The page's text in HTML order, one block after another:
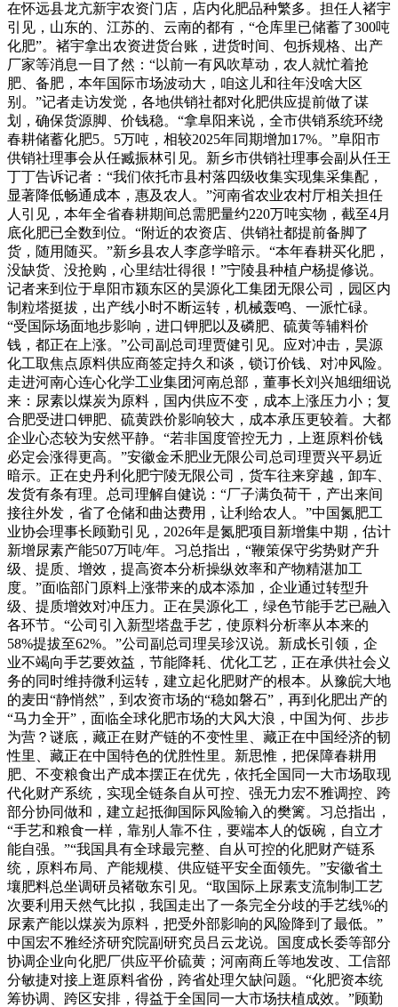
在怀远县龙亢新宇农资门店，店内化肥品种繁多。担任人褚宇
引见，山东的、江苏的、云南的都有，“仓库里已储蓄了300吨
化肥”。褚宇拿出农资进货台账，进货时间、包拆规格、出产
厂家等消息一目了然：“以前一有风吹草动，农人就忙着抢
肥、备肥，本年国际市场波动大，咱这儿和往年没啥大区
别。”记者走访发觉，各地供销社都对化肥供应提前做了谋
划，确保货源脚、价钱稳。“拿阜阳来说，全市供销系统环绕
春耕储蓄化肥5。5万吨，相较2025年同期增加17%。”阜阳市
供销社理事会从任臧振林引见。新乡市供销社理事会副从任王
丁丁告诉记者：“我们依托市县村落四级收集实现集采集配，
显著降低畅通成本，惠及农人。”河南省农业农村厅相关担任
人引见，本年全省春耕期间总需肥量约220万吨实物，截至4月
底化肥已全数到位。“附近的农资店、供销社都提前备脚了
货，随用随买。”新乡县农人李彦学暗示。“本年春耕买化肥，
没缺货、没抢购，心里结壮得很！”宁陵县种植户杨提修说。
记者来到位于阜阳市颍东区的昊源化工集团无限公司，园区内
制粒塔挺拔，出产线小时不断运转，机械轰鸣、一派忙碌。
“受国际场面地步影响，进口钾肥以及磷肥、硫黄等辅料价
钱，都正在上涨。”公司副总司理贾健引见。应对冲击，昊源
化工取焦点原料供应商签定持久和谈，锁订价钱、对冲风险。
走进河南心连心化学工业集团河南总部，董事长刘兴旭细细说
来：尿素以煤炭为原料，国内供应不变，成本上涨压力小；复
合肥受进口钾肥、硫黄跌价影响较大，成本承压更较着。大都
企业心态较为安然平静。“若非国度管控无力，上逛原料价钱
必定会涨得更高。”安徽金禾肥业无限公司总司理贾兴平易近
暗示。正在史丹利化肥宁陵无限公司，货车往来穿越，卸车、
发货有条有理。总司理解自健说：“厂子满负荷干，产出来间
接往外发，省了仓储和曲达费用，让利给农人。”中国氮肥工
业协会理事长顾勤引见，2026年是氮肥项目新增集中期，估计
新增尿素产能507万吨/年。习总指出，“鞭策保守劣势财产升
级、提质、增效，提高资本分析操纵效率和产物精湛加工
度。”面临部门原料上涨带来的成本添加，企业通过转型升
级、提质增效对冲压力。正在昊源化工，绿色节能手艺已融入
各环节。“公司引入新型塔盘手艺，使原料分析率从本来的
58%提拔至62%。”公司副总司理吴珍汉说。新成长引领，企
业不竭向手艺要效益，节能降耗、优化工艺，正在承供社会义
务的同时维持微利运转，建立起化肥财产的根本。从豫皖大地
的麦田“静悄然”，到农资市场的“稳如磐石”，再到化肥出产的
“马力全开”，面临全球化肥市场的大风大浪，中国为何、步步
为营？谜底，藏正在财产链的不变性里、藏正在中国经济的韧
性里、藏正在中国特色的优胜性里。新思惟，把保障春耕用
肥、不变粮食出产成本摆正在优先，依托全国同一大市场取现
代化财产系统，实现全链条自从可控、强无力宏不雅调控、跨
部分协同做和，建立起抵御国际风险输入的樊篱。习总指出，
“手艺和粮食一样，靠别人靠不住，要端本人的饭碗，自立才
能自强。”“我国具有全球最完整、自从可控的化肥财产链系
统，原料布局、产能规模、供应链平安全面领先。”安徽省土
壤肥料总坐调研员褚敬东引见。“取国际上尿素支流制制工艺
次要利用天然气比拟，我国走出了一条完全分歧的手艺线%的
尿素产能以煤炭为原料，把受外部影响的风险降到了最低。”
中国宏不雅经济研究院副研究员吕云龙说。国度成长委等部分
协调企业向化肥厂供应平价硫黄；河南商丘等地发改、工信部
分敏捷对接上逛原料省份，跨省处理欠缺问题。“化肥资本统
筹协调、跨区安排，得益于全国同一大市场扶植成效。”顾勤